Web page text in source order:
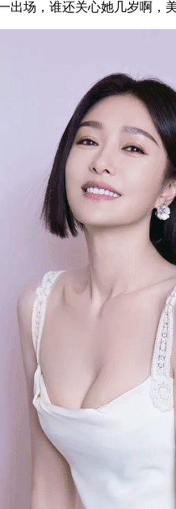
出场，谁还关心她几岁啊，美